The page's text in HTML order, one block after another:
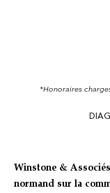
*Honoraires
Winstone &
normand sur la